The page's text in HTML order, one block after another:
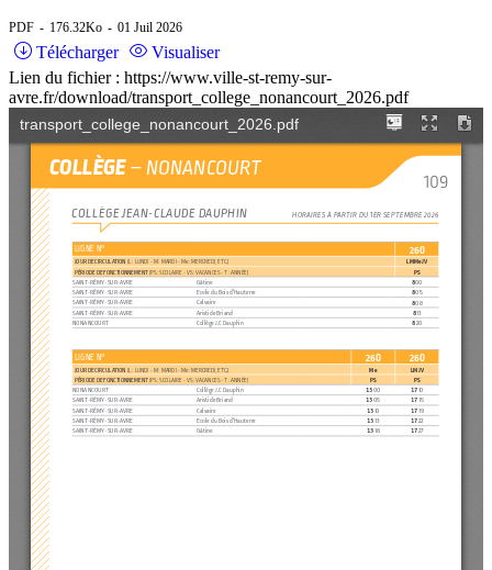
PDF 176.32Ko 01 Juil 2026
Télécharger
Visualiser
Lien du fichier : https://www.ville-st-remy-sur-
avre.fr/download/transport_college_nonancourt_2026.pdf